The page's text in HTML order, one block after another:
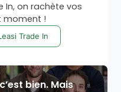
In, on rachète vos
moment !
Trade In
bien. Mais